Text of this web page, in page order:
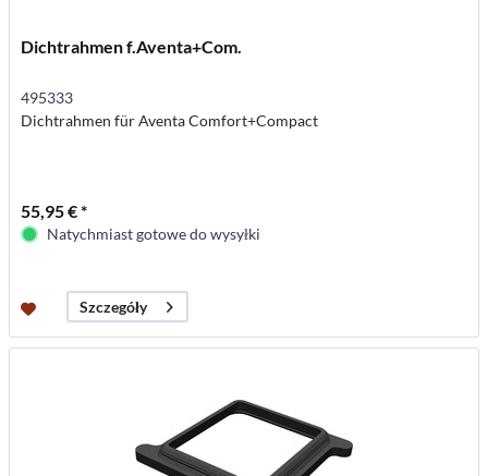
Dichtrahmen f.Aventa+Com.
495333
Dichtrahmen für Aventa Comfort+Compact
55,95 € *
Natychmiast gotowe do wysyłki
Szczegóły